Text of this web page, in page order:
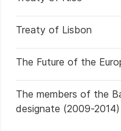
un compromiso
Campaña para las
Treaty of Lisbon
The Future of the
The members of the
designate (2009-2014)